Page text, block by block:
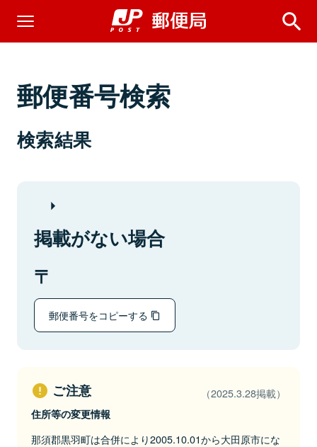
郵便番号検索
検索結果
掲載がない場合
郵便番号をコピーする
ご注意 （2025.3.28掲載）
住所等の変更情報
那須郡黒羽町は合併により2005.10.01から大田原市にな